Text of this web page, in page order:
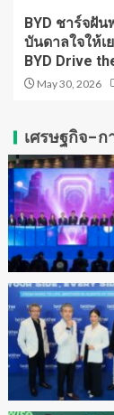
BYD ชาร์จฝั
บันดาลใจให้เ
BYD Drive
May 30, 2026
เศรษฐกิจ-ก